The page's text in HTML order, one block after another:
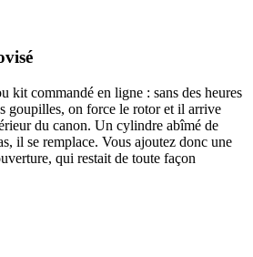
kit commandé en ligne : sans des heures
goupilles, on force le rotor et il arrive
du canon. Un cylindre abîmé de
il se remplace. Vous ajoutez donc une
qui restait de toute façon